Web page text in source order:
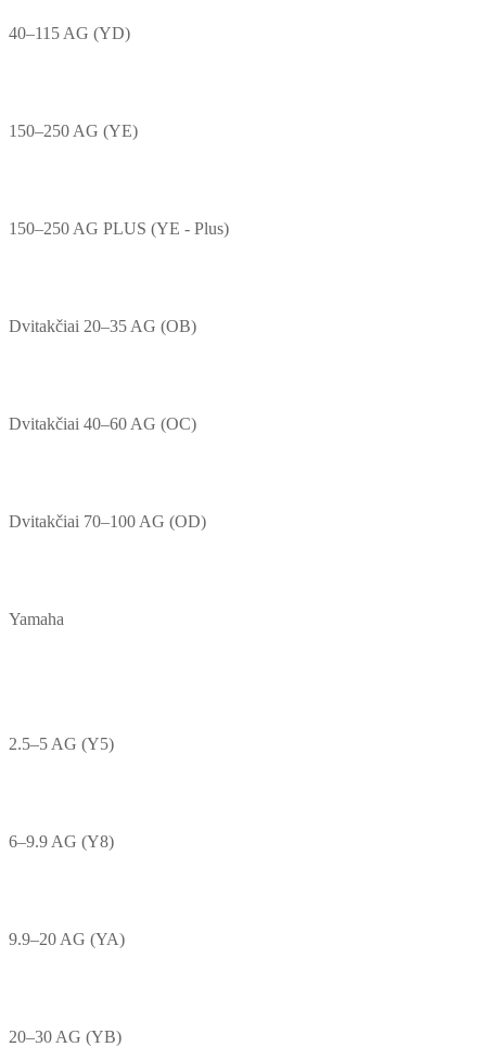
40–115 AG (YD)
150–250 AG (YE)
150–250 AG PLUS (YE - Plus)
Dvitakčiai 20–35 AG (OB)
Dvitakčiai 40–60 AG (OC)
Dvitakčiai 70–100 AG (OD)
Yamaha
2.5–5 AG (Y5)
6–9.9 AG (Y8)
9.9–20 AG (YA)
20–30 AG (YB)